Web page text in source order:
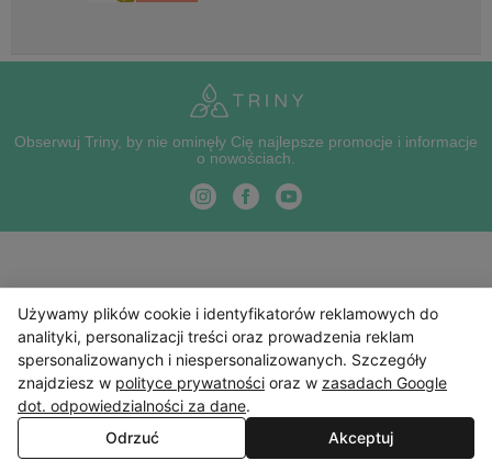
Obserwuj Triny, by nie ominęły Cię najlepsze promocje i informacje
o nowościach.
Używamy plików cookie i identyfikatorów reklamowych do
analityki, personalizacji treści oraz prowadzenia reklam
spersonalizowanych i niespersonalizowanych. Szczegóły
znajdziesz w polityce prywatności oraz w zasadach Google
dot. odpowiedzialności za dane.
Odrzuć
Akceptuj